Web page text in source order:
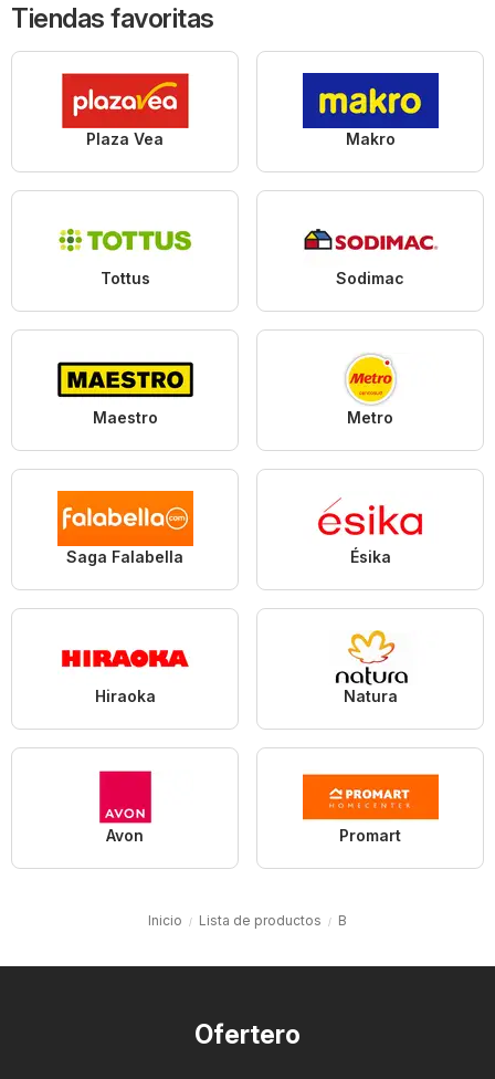
Tiendas favoritas
Plaza Vea Makro
Tottus Sodimac
Maestro Metro
Saga Falabella Ésika
Hiraoka Natura
Avon Promart
Inicio Lista de productos B
Ofertero